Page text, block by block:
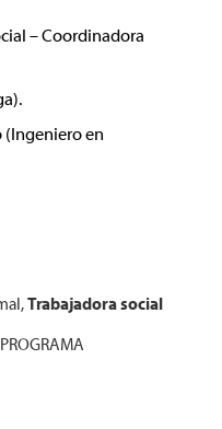
– Coordinadora
en
Trabajadora social